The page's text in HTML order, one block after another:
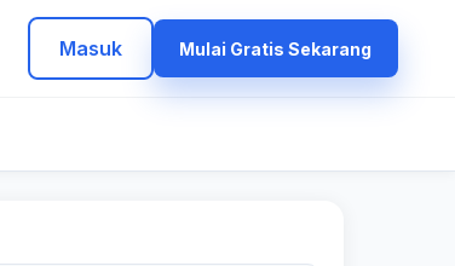
Masuk Mulai Gratis Sekarang